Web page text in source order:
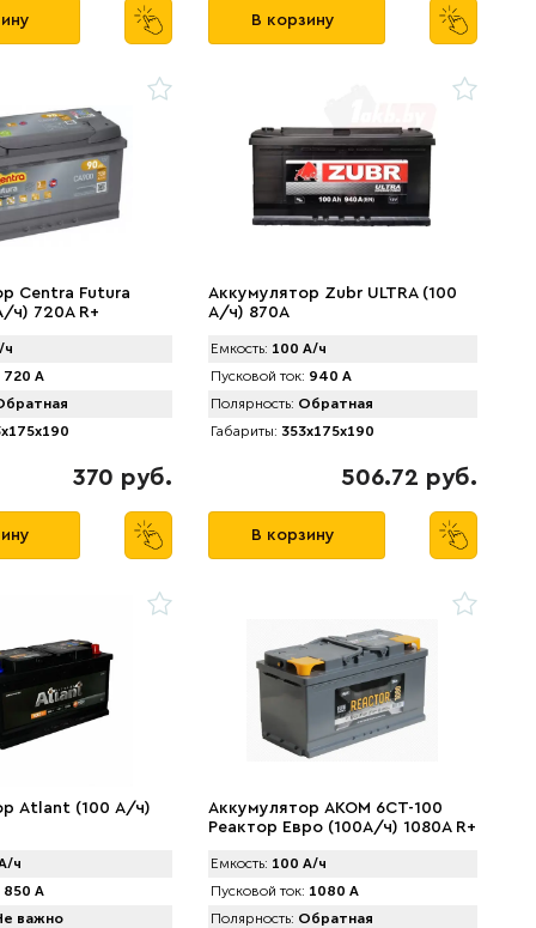
В корзину
Centra Futura
ч) 720А R+
720 А
370 руб.
Аккумулятор Zubr ULTRA (100
А/ч) 870А
Емкость: 100 А/ч
Пусковой ток: 940 А
Полярность: Обратная
Габариты: 353x175x190
506.72 руб.
В корзину
Atlant (100 А/ч)
ч
850 А
важно
Аккумулятор AKOM 6CT-100
Реактор Евро (100А/ч) 1080A R+
Емкость: 100 А/ч
Пусковой ток: 1080 А
Полярность: Обратная